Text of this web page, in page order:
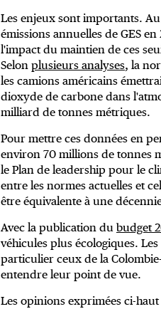
Les enjeux sont importants. Au
émissions annuelles de GES
l'impact du maintien de ces
Selon plusieurs analyses, la
les camions américains
dioxyde de carbone dans
milliard de tonnes métriques.
Pour mettre ces données en
environ 70 millions de tonnes
le Plan de leadership pour le
entre les normes actuelles et
être équivalente à une
Avec la publication du budget
véhicules plus écologiques.
particulier ceux de la
entendre leur point de vue.
Les opinions exprimées ci-haut